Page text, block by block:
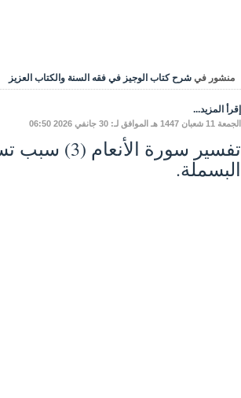
منشور في شرح كتاب الوجيز في فقه السنة والكتاب العزيز
إقرأ المزيد...
الجمعة 11 شعبان 1447 هـ الموافق لـ: 30 جانفي 2026 06:50
تفسير سورة
البسملة.